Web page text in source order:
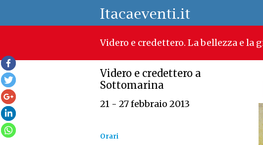
Videro e credettero. La bellezza e la
Videro e credettero a
Sottomarina
21 - 27 febbraio 2013
Orari